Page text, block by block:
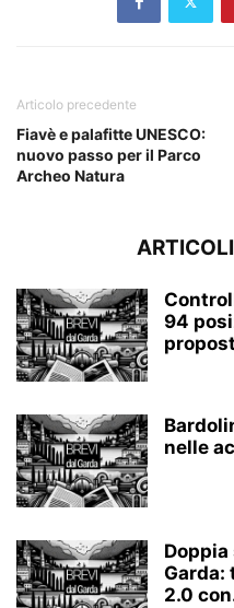
Articolo precedente
Fiavè e palafitte UNESCO:
nuovo passo per il Parco
Archeo Natura
94
nelle
Garda:
2.0